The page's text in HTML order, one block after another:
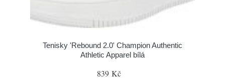
Tenisky 'Rebound 2.0' Champion Authentic
Athletic Apparel bílá
839 Kč